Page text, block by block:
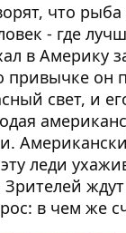
что
- где
в Америку
привычке он
свет, и
леди
в чем же